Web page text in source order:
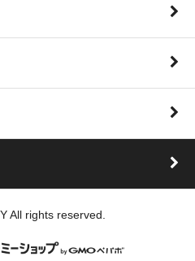
All rights reserved.